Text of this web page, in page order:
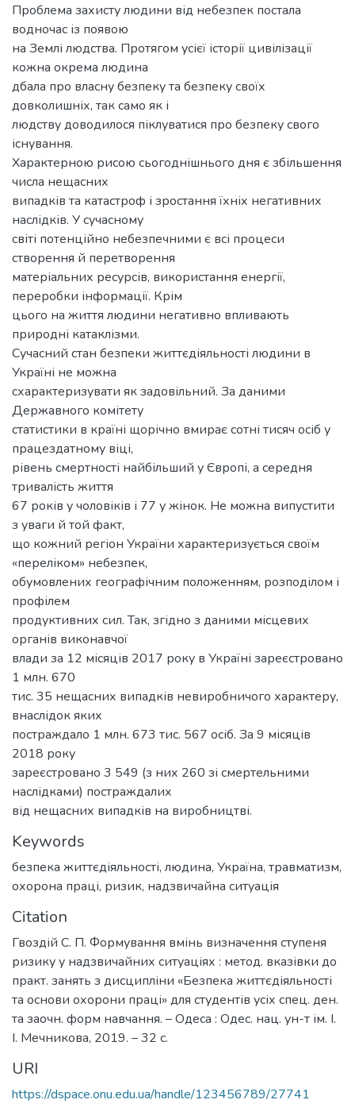
Проблема захисту людини від небезпек постала
водночас із появою
на Землі людства. Протягом усієї історії цивілізації
кожна окрема людина
дбала про власну безпеку та безпеку своїх
довколишніх, так само як і
людству доводилося піклуватися про безпеку свого
існування.
Характерною рисою сьогоднішнього дня є збільшення
числа нещасних
випадків та катастроф і зростання їхніх негативних
наслідків. У сучасному
світі потенційно небезпечними є всі процеси
створення й перетворення
матеріальних ресурсів, використання енергії,
переробки інформації. Крім
цього на життя людини негативно впливають
природні катаклізми.
Сучасний стан безпеки життєдіяльності людини в
Україні не можна
схарактеризувати як задовільний. За даними
Державного комітету
статистики в країні щорічно вмирає сотні тисяч осіб у
працездатному віці,
рівень смертності найбільший у Європі, а середня
тривалість життя
67 років у чоловіків і 77 у жінок. Не можна випустити
з уваги й той факт,
що кожний регіон України характеризується своїм
«переліком» небезпек,
обумовлених географічним положенням, розподілом і
профілем
продуктивних сил. Так, згідно з даними місцевих
органів виконавчої
влади за 12 місяців 2017 року в Україні зареєстровано
1 млн. 670
тис. 35 нещасних випадків невиробничого характеру,
внаслідок яких
постраждало 1 млн. 673 тис. 567 осіб. За 9 місяців
2018 року
зареєстровано 3 549 (з них 260 зі смертельними
наслідками) постраждалих
від нещасних випадків на виробництві.
Keywords
безпека життєдіяльності, людина, Україна, травматизм,
охорона праці, ризик, надзвичайна ситуація
Citation
Гвоздій С. П. Формування вмінь визначення ступеня
ризику у надзвичайних ситуаціях : метод. вказівки до
практ. занять з дисципліни «Безпека життєдіяльності
та основи охорони праці» для студентів усіх спец. ден.
та заочн. форм навчання. – Одеса : Одес. нац. ун-т ім. І.
І. Мечникова, 2019. – 32 с.
URI
https://dspace.onu.edu.ua/handle/123456789/27741